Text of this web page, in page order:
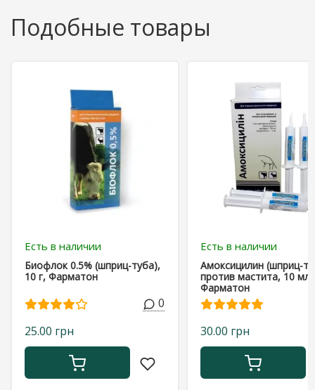
Подобные товары
Есть в наличии
Биофлок 0.5% (шприц-туба),
10 г, Фарматон
0
25.00 грн
Есть в наличии
Амоксицилин (шприц-
против мастита, 10 мл
Фарматон
30.00 грн